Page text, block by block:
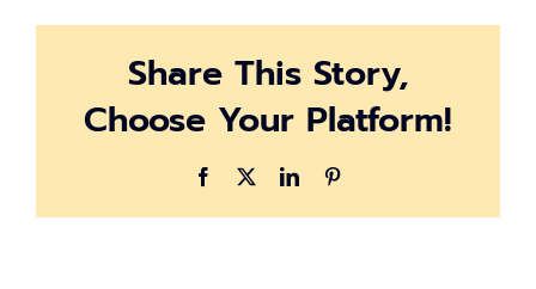
Share This Story,
Choose Your Platform!
Facebook LinkedIn